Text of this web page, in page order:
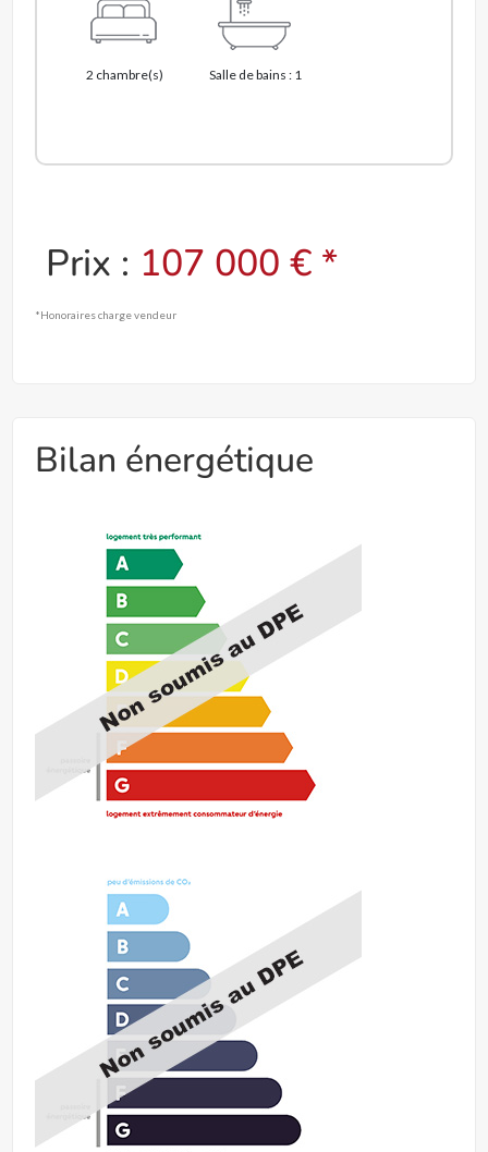
2 chambre(s) Salle de bains : 1
Prix : 107 000 € *
*Honoraires charge vendeur
Bilan énergétique